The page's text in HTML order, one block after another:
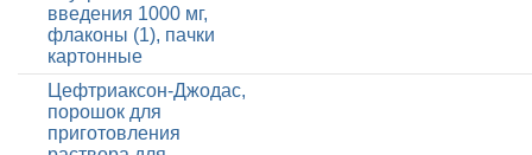
введения 1000 мг,
флаконы (1), пачки
картонные
Цефтриаксон-Джодас,
порошок для
приготовления